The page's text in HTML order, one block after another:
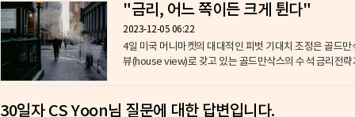
"금리, 어느 쪽이든 크게 튄다"
2023-12-05 06:22
4일 미국 머니마켓의 대대적인 피벗 기대치 조정은 골드
뷰(house view)로 갖고 있는 골드만삭스의 수석 금리전략
30일자 CS Yoon님 질문에 대한 답변입니다.